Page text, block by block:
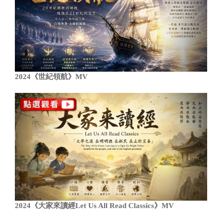
2024《世紀領航》MV
2024《大家來讀經Let Us All Read Classics》MV